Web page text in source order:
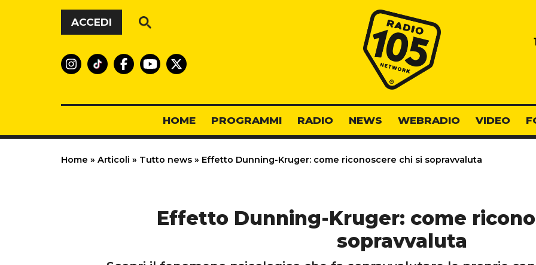
Vai al contenuto
ACCEDI
Radio 105
HOME PROGRAMMI RADIO NEWS WEBRADIO VIDEO
Home » Articoli » Tutto news » Effetto Dunning-Kruger: come riconoscere chi si sopravvaluta
Effetto Dunning-Kruger: come
sopravvaluta